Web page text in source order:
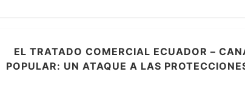
EL TRATADO COMERCIAL ECUADOR –
POPULAR: UN ATAQUE A LAS